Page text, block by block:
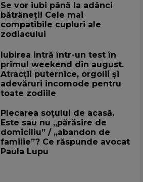
Se vor iubi până la adânci
bătrâneți! Cele mai
compatibile cupluri ale
zodiacului
Iubirea intră într-un test în
primul weekend din august.
Atracții puternice, orgolii și
adevăruri incomode pentru
toate zodiile
Plecarea soțului de acasă.
Este sau nu „părăsire de
domiciliu” / „abandon de
familie”? Ce răspunde avocat
Paula Lupu